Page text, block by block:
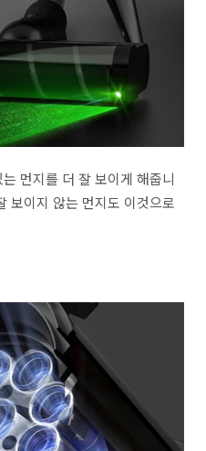
먼지를 더 잘 보이게 해줍니
보이지 않는 먼지도 이것으로